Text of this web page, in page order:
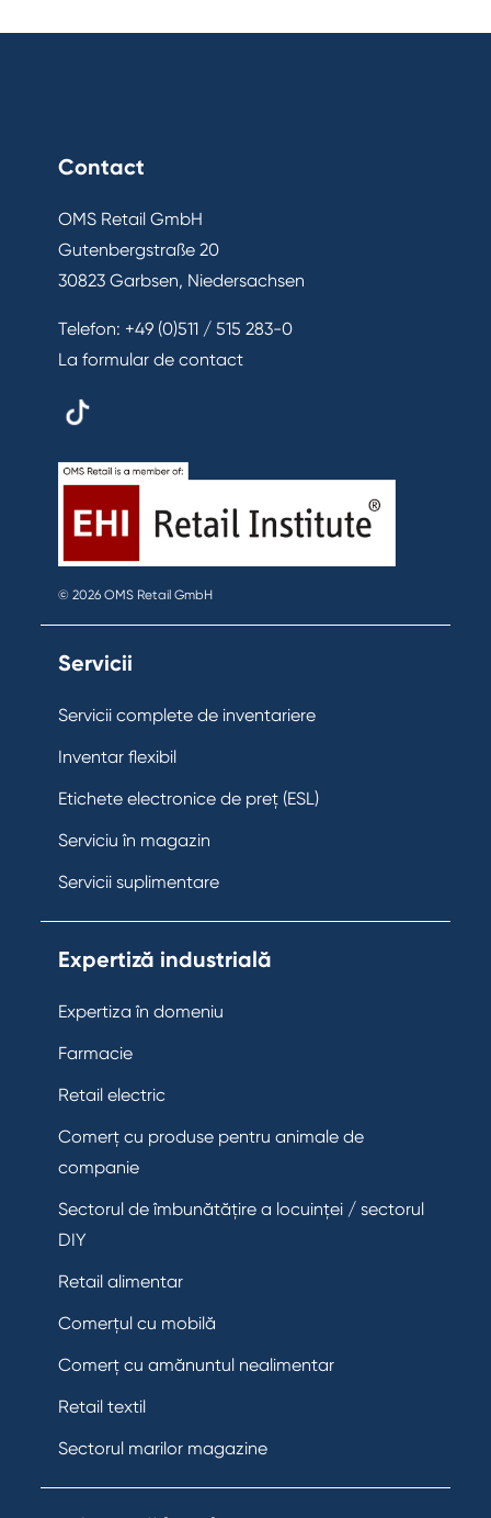
Contact
OMS Retail GmbH
Gutenbergstraße 20
30823 Garbsen, Niedersachsen
Telefon: +49 (0)511 / 515 283-0
La formular de contact
© 2026 OMS Retail GmbH
Servicii
Servicii complete de inventariere
Inventar flexibil
Etichete electronice de preț (ESL)
Serviciu în magazin
Servicii suplimentare
Expertiză industrială
Expertiza în domeniu
Farmacie
Retail electric
Comerț cu produse pentru animale de
companie
Sectorul de îmbunătățire a locuinței / sectorul
DIY
Retail alimentar
Comerțul cu mobilă
Comerț cu amănuntul nealimentar
Retail textil
Sectorul marilor magazine